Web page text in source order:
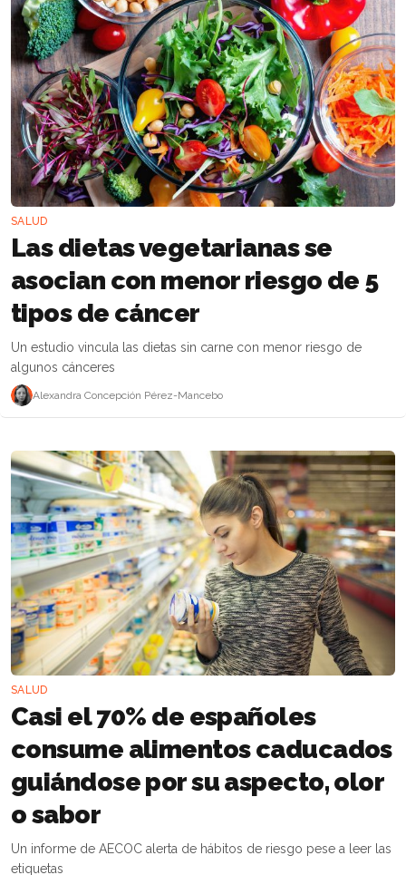
SALUD
Las dietas vegetarianas se
asocian con menor riesgo de 5
tipos de cáncer
Un estudio vincula las dietas sin carne con menor riesgo de
algunos cánceres
Alexandra Concepción Pérez-Mancebo
SALUD
Casi el 70% de españoles
consume alimentos caducados
guiándose por su aspecto, olor
o sabor
Un informe de AECOC alerta de hábitos de riesgo pese a leer las
etiquetas